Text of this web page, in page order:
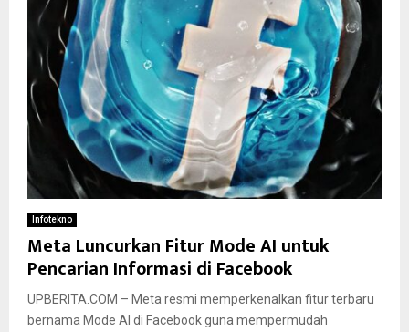
Infotekno
Meta Luncurkan Fitur Mode AI untuk
Pencarian Informasi di Facebook
UPBERITA.COM – Meta resmi memperkenalkan fitur terbaru
bernama Mode AI di Facebook guna mempermudah